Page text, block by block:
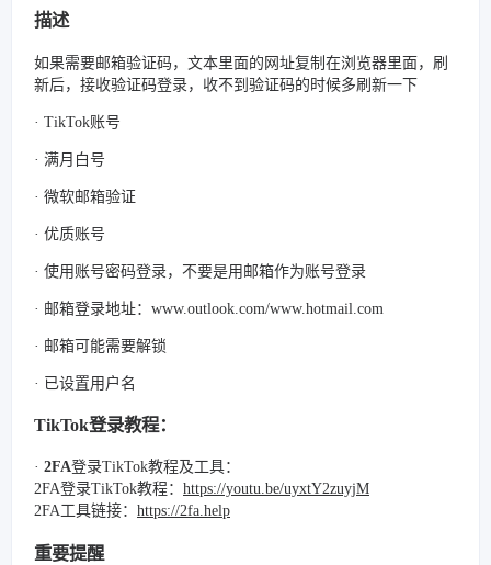
描述
如果需要邮箱验证码，文本里面的网址复制在浏览器里面，刷
新后，接收验证码登录，收不到验证码的时候多刷新一下
· TikTok账号
· 满月白号
· 微软邮箱验证
· 优质账号
· 使用账号密码登录，不要是用邮箱作为账号登录
· 邮箱登录地址：www.outlook.com/www.hotmail.com
· 邮箱可能需要解锁
· 已设置用户名
TikTok登录教程：
· 2FA登录TikTok教程及工具：
2FA登录TikTok教程： https://youtu.be/uyxtY2zuyjM
2FA工具链接： https://2fa.help
重要提醒